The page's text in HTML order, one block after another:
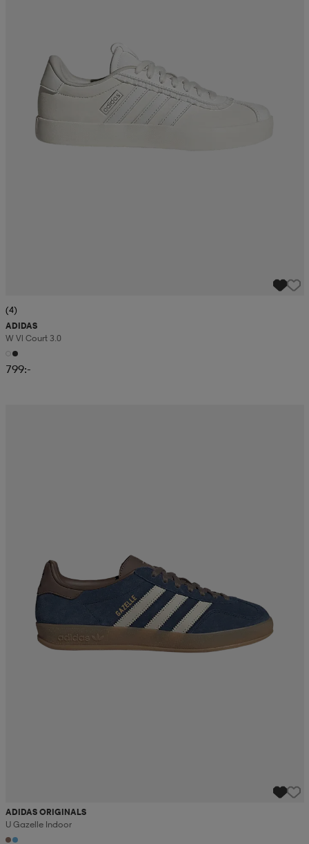
(4)
ADIDAS
W Vl Court 3.0
799:-
ADIDAS ORIGINALS
U Gazelle Indoor